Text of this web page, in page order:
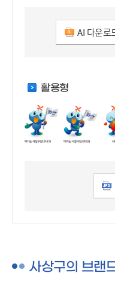
AI 다운로
활용형
사상구의 브랜